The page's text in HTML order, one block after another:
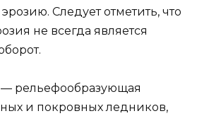
Следует отметить, что
не всегда является
— рельефообразующая
и покровных ледников,